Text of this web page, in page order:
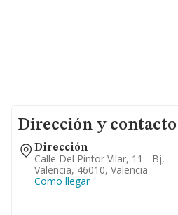
Dirección y contacto
Dirección
Calle Del Pintor Vilar, 11 - Bj,
Valencia, 46010, Valencia
Como llegar